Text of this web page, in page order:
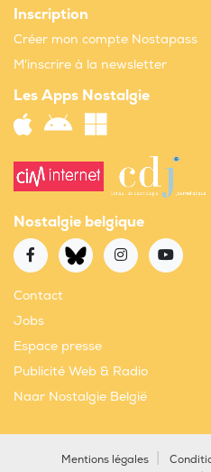
Inscription
Créer mon compte Nostapass
M'inscrire à la newsletter
Les Apps Nostalgie
Nostalgie belgique
Contact
Jobs
Espace presse
Publicité Web & Radio
Naar Nostalgie België
Mentions légales